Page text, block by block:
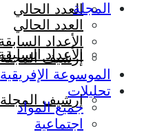
العدد الحالي
الأعداد
إرشيف
المجلة
العدد الحالي
الأعداد
إرشيف
الموسوعة الإفريقية
تحليلات
جميع المواد
اجتماعية